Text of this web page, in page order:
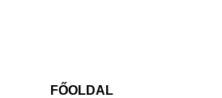
FŐOLDAL